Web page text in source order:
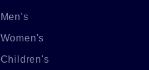
Men's
Women's
Children's